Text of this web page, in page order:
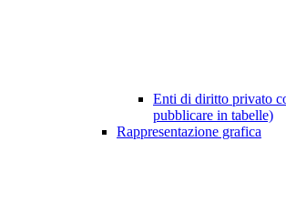
Enti di diritto privato
pubblicare in tabelle)
Rappresentazione grafica